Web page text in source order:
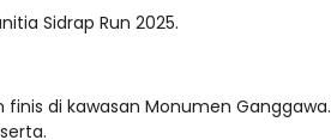
Sidrap Run 2025.
di kawasan Monumen Ganggawa.